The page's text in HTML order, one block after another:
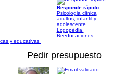
Responde rápido
Psicologia clínica
adultos, infantil y
adolescente.
Logopédia.
Reeducaciones
y educativas.
Pedir presupuesto